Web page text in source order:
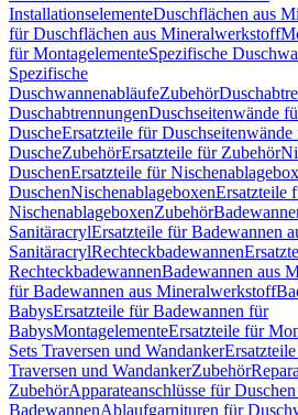
InstallationselementeDuschflächen aus
für Duschflächen aus Mineralwerkstoff
für MontagelementeSpezifische
Spezifische
DuschwannenabläufeZubehör
DuschabtrennungenDuschseitenwände
DuscheErsatzteile für
DuscheZubehörErsatzteile für Zubehör
DuschenErsatzteile für
DuschenNischenablageboxenErsatzteile
NischenablageboxenZubehör
SanitäracrylErsatzteile für Badewannen
SanitäracrylRechteckbadewannen
RechteckbadewannenBadewannen aus
für Badewannen aus Mineralwerkstoff
BabysErsatzteile für Badewannen für
BabysMontagelementeErsatzteile für
Sets Traversen und Wandanker
Traversen und WandankerZubehör
ZubehörApparateanschlüsse für
BadewannenAblaufgarnituren für